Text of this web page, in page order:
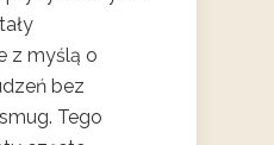
z myślą o
bez
Tego